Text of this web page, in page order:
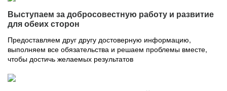
Выступаем за добросовестную работу и развитие
для обеих сторон
Предоставляем друг другу достоверную информацию,
выполняем все обязательства и решаем проблемы вместе,
чтобы достичь желаемых результатов